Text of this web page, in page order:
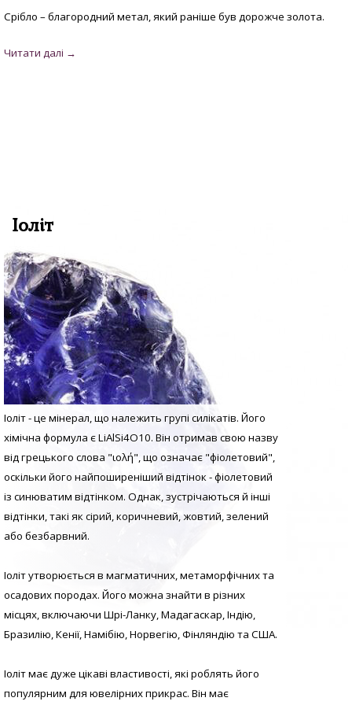
Срібло – благородний метал, який раніше був дорожче золота.
Іоліт
Іоліт - це мінерал, що належить групі силікатів. Його
хімічна формула є LiAlSi4O10. Він отримав свою назву
від грецького слова "ιολή", що означає "фіолетовий",
оскільки його найпоширеніший відтінок - фіолетовий
із синюватим відтінком. Однак, зустрічаються й інші
відтінки, такі як сірий, коричневий, жовтий, зелений
або безбарвний.
Іоліт утворюється в магматичних, метаморфічних та
осадових породах. Його можна знайти в різних
місцях, включаючи Шрі-Ланку, Мадагаскар, Індію,
Бразилію, Кенії, Намібію, Норвегію, Фінляндію та США.
Іоліт має дуже цікаві властивості, які роблять його
популярним для ювелірних прикрас. Він має